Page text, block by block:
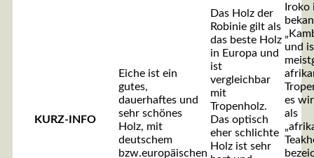
KURZ-INFO
Eiche ist ein
gutes,
dauerhaftes und
sehr schönes
Holz, mit
deutschem
bzw.europäischen
Das Holz der
Robinie gilt als
das beste Holz
in Europa und
ist
vergleichbar
mit
Tropenholz.
Das optisch
eher schlichte
Holz ist sehr
Iroko
und
es
als